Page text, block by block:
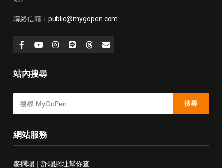
聯絡信箱： public@mygopen.com
站內搜尋
搜尋
網站服務
麥擱騙｜詐騙網址幫你查